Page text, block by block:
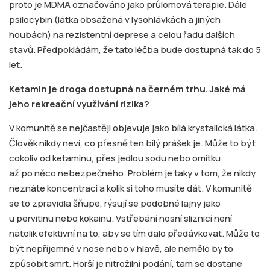
proto je MDMA označováno jako průlomová terapie. Dále
psilocybin (látka obsažená v lysohlávkách a jiných
houbách) na rezistentní deprese a celou řadu dalších
stavů. Předpokládám, že tato léčba bude dostupná tak do 5
let.
Ketamin je droga dostupná na černém trhu. Jaké má
jeho rekreační využívání rizika?
V komunitě se nejčastěji objevuje jako bílá krystalická látka.
Člověk nikdy neví, co přesně ten bílý prášek je. Může to být
cokoliv od ketaminu, přes jedlou sodu nebo omítku
až po něco nebezpečného. Problém je taky v tom, že nikdy
neznáte koncentraci a kolik si toho musíte dát. V komunitě
se to zpravidla šňupe, rýsují se podobné lajny jako
u pervitinu nebo kokainu. Vstřebání nosní sliznicí není
natolik efektivní na to, aby se tím dalo předávkovat. Může to
být nepříjemné v nose nebo v hlavě, ale nemělo by to
způsobit smrt. Horší je nitrožilní podání, tam se dostane